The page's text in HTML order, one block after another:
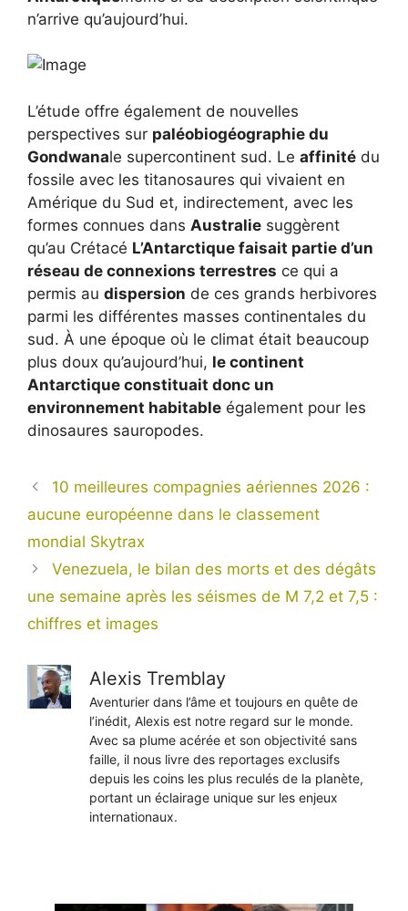
n’arrive qu’aujourd’hui.
L’étude offre également de nouvelles
perspectives sur paléobiogéographie du
Gondwanale supercontinent sud. Le affinité du
fossile avec les titanosaures qui vivaient en
Amérique du Sud et, indirectement, avec les
formes connues dans Australie suggèrent
qu’au Crétacé L’Antarctique faisait partie d’un
réseau de connexions terrestres ce qui a
permis au dispersion de ces grands herbivores
parmi les différentes masses continentales du
sud. À une époque où le climat était beaucoup
plus doux qu’aujourd’hui, le continent
Antarctique constituait donc un
environnement habitable également pour les
dinosaures sauropodes.
10 meilleures compagnies aériennes 2026 :
aucune européenne dans le classement
mondial Skytrax
Venezuela, le bilan des morts et des dégâts
une semaine après les séismes de M 7,2 et 7,5 :
chiffres et images
Alexis Tremblay
Aventurier dans l’âme et toujours en quête de
l’inédit, Alexis est notre regard sur le monde.
Avec sa plume acérée et son objectivité sans
faille, il nous livre des reportages exclusifs
depuis les coins les plus reculés de la planète,
portant un éclairage unique sur les enjeux
internationaux.